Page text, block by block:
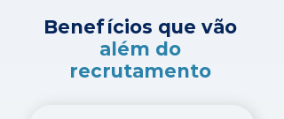
Benefícios que vão
além do
recrutamento